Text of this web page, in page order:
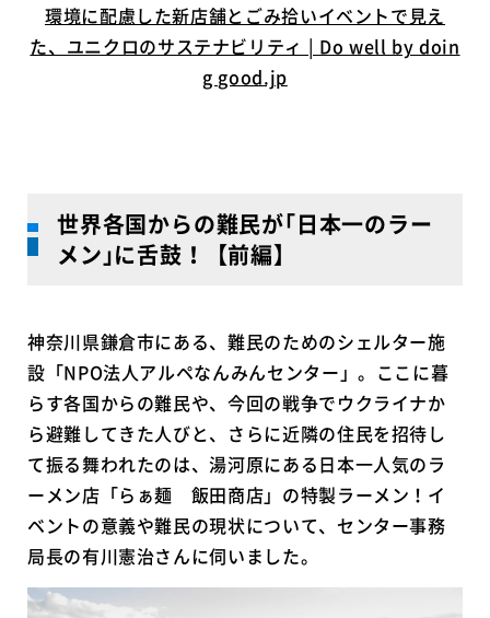
環境に配慮した新店舗とごみ拾いイベントで見え
た、ユニクロのサステナビリティ | Do well by doin
g good.jp
世界各国からの難民が｢日本一のラー
メン｣に舌鼓！【前編】
神奈川県鎌倉市にある、難民のためのシェルター施
設「NPO法人アルペなんみんセンター」。ここに暮
らす各国からの難民や、今回の戦争でウクライナか
ら避難してきた人びと、さらに近隣の住民を招待し
て振る舞われたのは、湯河原にある日本一人気のラ
ーメン店「らぁ麺 飯田商店」の特製ラーメン！イ
ベントの意義や難民の現状について、センター事務
局長の有川憲治さんに伺いました。